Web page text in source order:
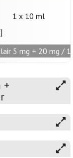
1 x 10 ml
5 mg + 20 mg /
+